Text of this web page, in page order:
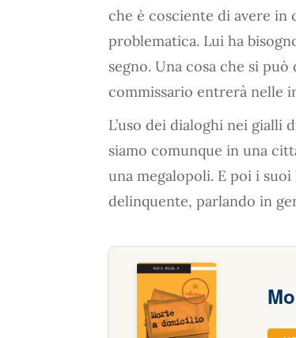
che è cosciente di avere in
problematica. Lui ha
segno. Una cosa che si
commissario entrerà nelle
L’uso dei dialoghi nei gialli
siamo comunque in una
una megalopoli. E poi i
delinquente, parlando in